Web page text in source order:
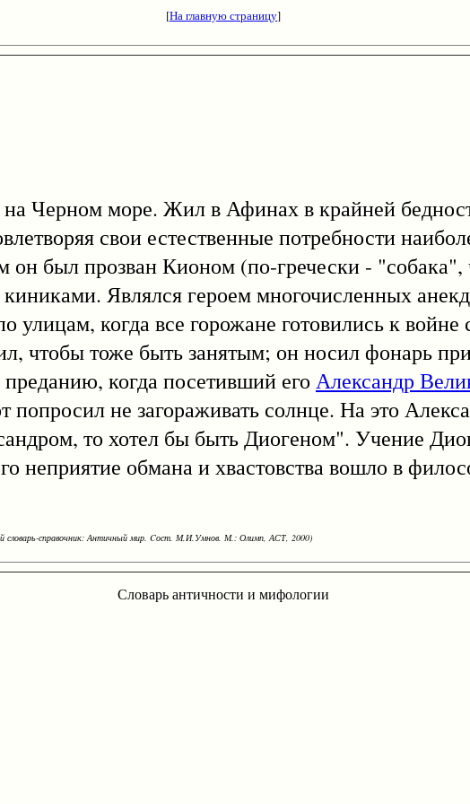
[На главную страницу]
море. Жил в Афинах в крайней
свои естественные потребности
он был прозван Кионом (по-гречески - "собака",
Являлся героем многочисленных
улицам, когда все горожане готовились к войне
чтобы тоже быть занятым; он носил фонарь
когда посетивший его Александр
попросил не загораживать солнце. На это
то хотел бы быть Диогеном". Учение
неприятие обмана и хвастовства вошло в
словарь-справочник: Античный мир. Cост. М.И.Умнов. М.: Олимп, АСТ, 2000)
Словарь античности и мифологии